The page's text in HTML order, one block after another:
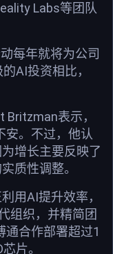
Labs等团队
每年就将为公司
AI投资相比，
表示，
安。不过，他认
增长主要反映了
质性调整。
用AI提升效率，
组织，并精简团
通合作部署超过1
片。